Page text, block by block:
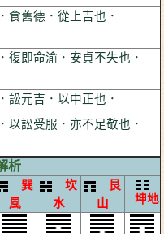
食舊德．從上吉也．
復即命渝．安貞不失也．
訟元吉．以中正也．
以訟受服．亦不足敬也．
析
巽
風
坎
水
艮
山
坤地